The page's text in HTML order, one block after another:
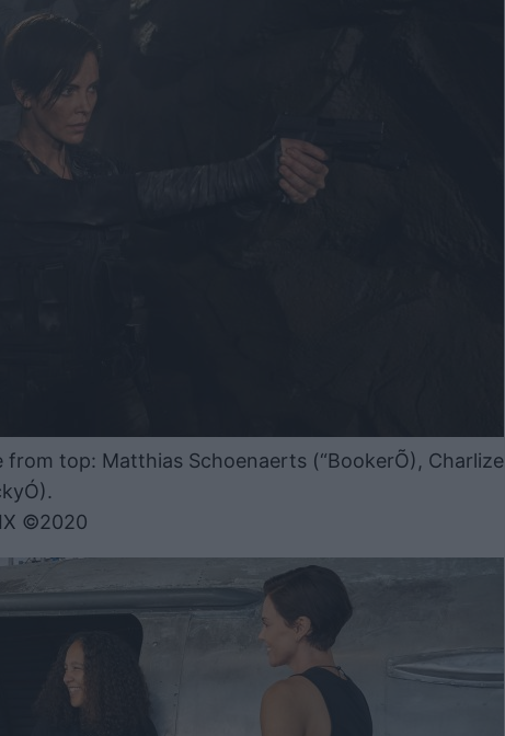
from top: Matthias Schoenaerts (“BookerÕ), Charlize
©2020